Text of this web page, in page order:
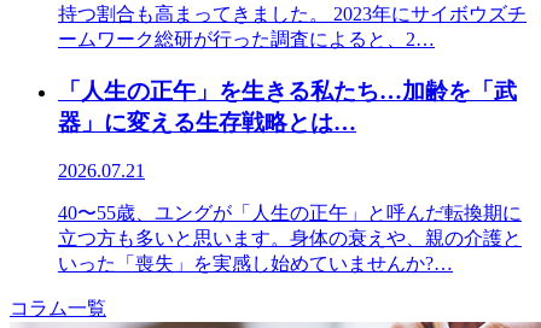
持つ割合も高まってきました。 2023年にサイボウズチ
ームワーク総研が行った調査によると、2…
「人生の正午」を生きる私たち…加齢を「武
器」に変える生存戦略とは…
2026.07.21
40〜55歳、ユングが「人生の正午」と呼んだ転換期に
立つ方も多いと思います。身体の衰えや、親の介護と
いった「喪失」を実感し始めていませんか?…
コラム一覧